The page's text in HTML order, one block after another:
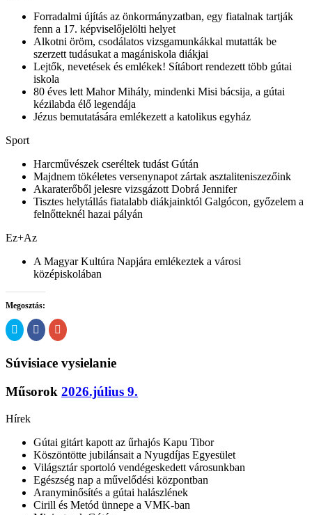
Forradalmi újítás az önkormányzatban, egy fiatalnak tartják
fenn a 17. képviselőjelölti helyet
Alkotni öröm, csodálatos vizsgamunkákkal mutatták be
szerzett tudásukat a magániskola diákjai
Lejtők, nevetések és emlékek! Sítábort rendezett több gútai
iskola
80 éves lett Mahor Mihály, mindenki Misi bácsija, a gútai
kézilabda élő legendája
Jézus bemutatására emlékezett a katolikus egyház
Sport
Harcművészek cseréltek tudást Gútán
Majdnem tökéletes versenynapot zártak asztaliteniszezőink
Akaraterőből jelesre vizsgázott Dobrá Jennifer
Tisztes helytállás fiatalabb diákjainktól Galgócon, győzelem a
felnőtteknél hazai pályán
Ez+Az
A Magyar Kultúra Napjára emlékeztek a városi
középiskolában
Megosztás:
Kattints
ide
en
való
ablakban
nyílik
Click
to
share
Facebook(Új
ablakban
meg)
Megosztás
a
ablakban
nyílik
Súvisiace vysielanie
Műsorok 2026.július 9.
Hírek
Gútai gitárt kapott az űrhajós Kapu Tibor
Köszöntötte jubilánsait a Nyugdíjas Egyesület
Világsztár sportoló vendégeskedett városunkban
Egészség nap a művelődési központban
Aranyminősítés a gútai halászlének
Cirill és Metód ünnepe a VMK-ban